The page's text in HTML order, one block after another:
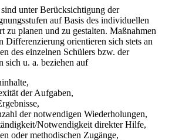
unter Berücksichtigung der
auf Basis des individuellen
zu planen und zu gestalten. Maßnahmen
Differenzierung orientieren sich stets an
des einzelnen Schülers bzw. der
sich u. a. beziehen auf
der Aufgaben,
der notwendigen Wiederholungen,
Notwendigkeit direkter Hilfe,
oder methodischen Zugänge,